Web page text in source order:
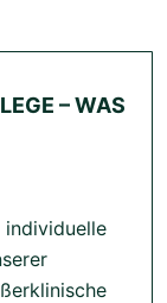
– WAS M
individuelle